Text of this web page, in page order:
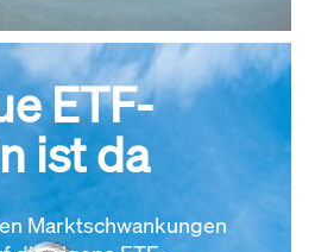
Alle Events
ETF-
ist da
Marktschwankungen